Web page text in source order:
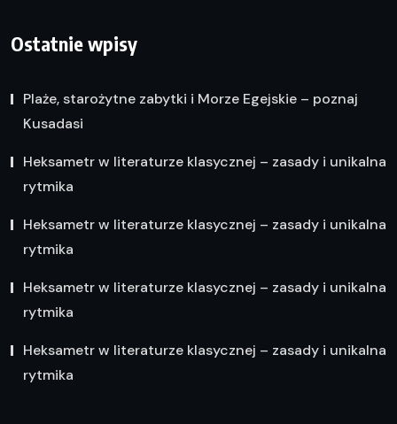
Ostatnie wpisy
Plaże, starożytne zabytki i Morze Egejskie – poznaj
Kusadasi
Heksametr w literaturze klasycznej – zasady i unikalna
rytmika
Heksametr w literaturze klasycznej – zasady i unikalna
rytmika
Heksametr w literaturze klasycznej – zasady i unikalna
rytmika
Heksametr w literaturze klasycznej – zasady i unikalna
rytmika